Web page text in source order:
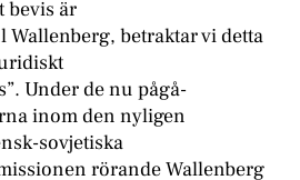
bevis är
betraktar vi detta
Under de nu pågå-
inom den nyligen
sovjetiska
rörande Wallenberg